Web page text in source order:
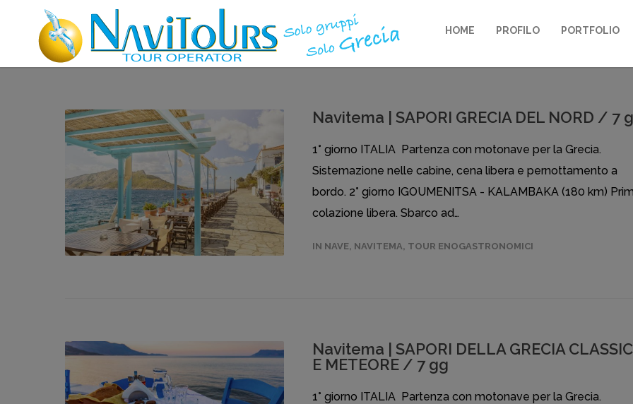
HOME PROFILO PORTFOLIO
Navitema | SAPORI GRECIA DEL NORD / 7
1° giorno ITALIA Partenza con motonave per la Grecia.
Sistemazione nelle cabine, cena libera e pernottamento a
bordo. 2° giorno IGOUMENITSA - KALAMBAKA (180 km)
colazione libera. Sbarco ad…
IN NAVE, NAVITEMA, TOUR ENOGASTRONOMICI
Navitema | SAPORI DELLA GRECIA
E METEORE / 7 gg
1° giorno ITALIA Partenza con motonave per la Grecia.